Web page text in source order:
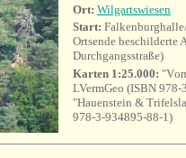
Ort: Wilgartswiesen
Start:
Ortsende beschilderte
Durchgangsstraße)
Karten 1:25.000: "V
LVermGeo (ISBN 978-
"Hauenstein &
978-3-934895-88-1)